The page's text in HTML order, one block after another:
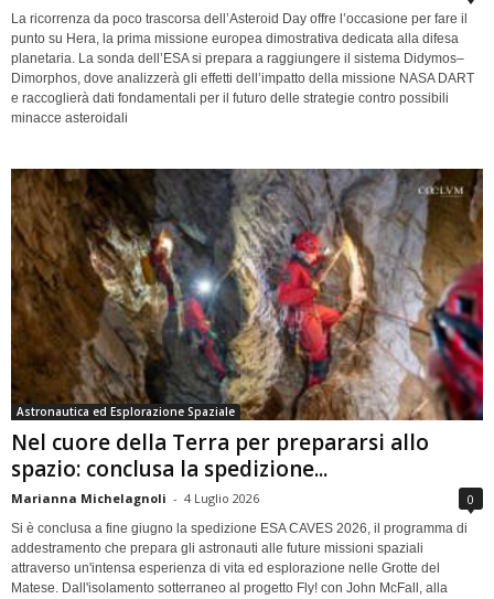
La ricorrenza da poco trascorsa dell’Asteroid Day offre l’occasione per fare il
punto su Hera, la prima missione europea dimostrativa dedicata alla difesa
planetaria. La sonda dell’ESA si prepara a raggiungere il sistema Didymos–
Dimorphos, dove analizzerà gli effetti dell’impatto della missione NASA DART
e raccoglierà dati fondamentali per il futuro delle strategie contro possibili
minacce asteroidali
Astronautica ed Esplorazione Spaziale
Nel cuore della Terra per prepararsi allo
spazio: conclusa la spedizione...
Marianna Michelagnoli - 4 Luglio 2026 0
Si è conclusa a fine giugno la spedizione ESA CAVES 2026, il programma di
addestramento che prepara gli astronauti alle future missioni spaziali
attraverso un'intensa esperienza di vita ed esplorazione nelle Grotte del
Matese. Dall'isolamento sotterraneo al progetto Fly! con John McFall, alla